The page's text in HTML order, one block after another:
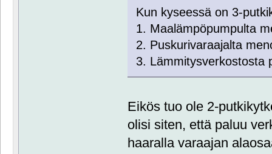
Kun kyseessä on 3-
1. Maalämpöpumpulta
2. Puskurivaraajalta
3. Lämmitysverkostosta
Eikös tuo ole 2-
olisi siten, että paluu
haaralla varaajan